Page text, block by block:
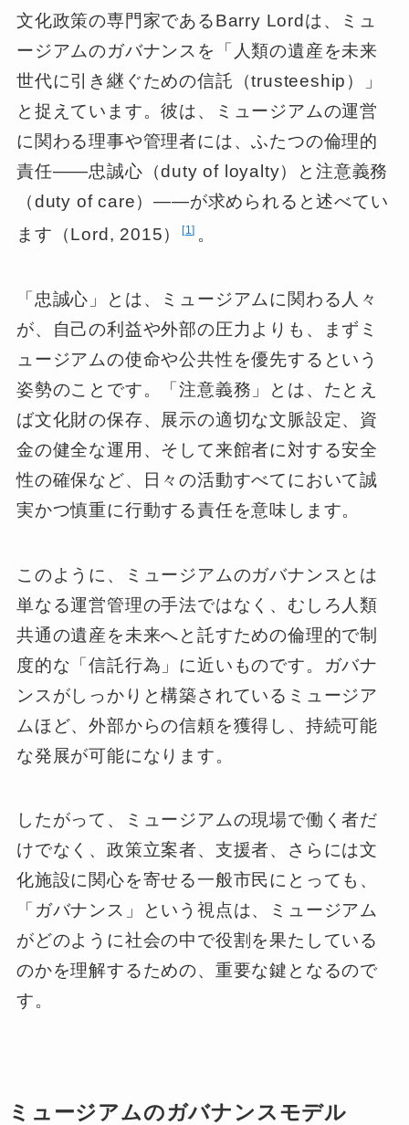
文化政策の専門家であるBarry Lordは、ミュ
ージアムのガバナンスを「人類の遺産を未来
世代に引き継ぐための信託（trusteeship）」
と捉えています。彼は、ミュージアムの運営
に関わる理事や管理者には、ふたつの倫理的
責任――忠誠心（duty of loyalty）と注意義務
（duty of care）――が求められると述べてい
ます（Lord, 2015）
1 。
「忠誠心」とは、ミュージアムに関わる人々
が、自己の利益や外部の圧力よりも、まずミ
ュージアムの使命や公共性を優先するという
姿勢のことです。「注意義務」とは、たとえ
ば文化財の保存、展示の適切な文脈設定、資
金の健全な運用、そして来館者に対する安全
性の確保など、日々の活動すべてにおいて誠
実かつ慎重に行動する責任を意味します。
このように、ミュージアムのガバナンスとは
単なる運営管理の手法ではなく、むしろ人類
共通の遺産を未来へと託すための倫理的で制
度的な「信託行為」に近いものです。ガバナ
ンスがしっかりと構築されているミュージア
ムほど、外部からの信頼を獲得し、持続可能
な発展が可能になります。
したがって、ミュージアムの現場で働く者だ
けでなく、政策立案者、支援者、さらには文
化施設に関心を寄せる一般市民にとっても、
「ガバナンス」という視点は、ミュージアム
がどのように社会の中で役割を果たしている
のかを理解するための、重要な鍵となるので
す。
ミュージアムのガバナンスモデル